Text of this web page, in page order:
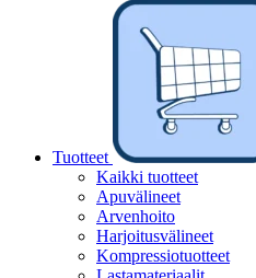
Tuotteet
Kaikki tuotteet
Apuvälineet
Arvenhoito
Harjoitusvälineet
Kompressiotuotteet